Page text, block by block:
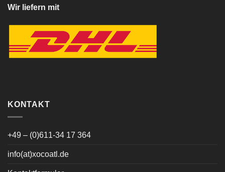
Wir liefern mit
KONTAKT
+49 – (0)611-34 17 364
info(at)xocoatl.de